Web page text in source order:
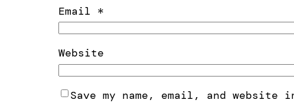
Email *
Website
Save my name, email, and